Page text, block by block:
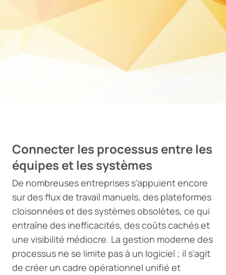
Connecter les processus entre les
équipes et les systèmes
De nombreuses entreprises s’appuient encore
sur des flux de travail manuels, des plateformes
cloisonnées et des systèmes obsolètes, ce qui
entraîne des inefficacités, des coûts cachés et
une visibilité médiocre. La gestion moderne des
processus ne se limite pas à un logiciel ; il s’agit
de créer un cadre opérationnel unifié et